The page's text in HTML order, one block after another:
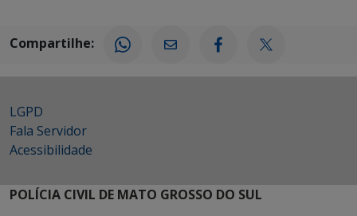
Compartilhe:
LGPD
Fala Servidor
Acessibilidade
POLÍCIA CIVIL DE MATO GROSSO DO SUL